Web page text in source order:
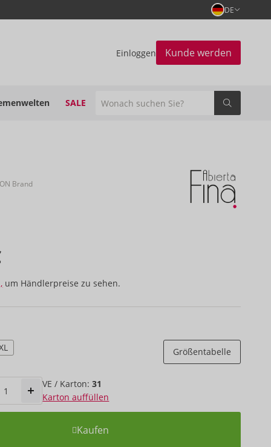
DE
Einloggen Kunde werden
SALE
Brand
um Händlerpreise zu sehen.
Größentabelle
VE / Karton:31
Karton auffüllen
Kaufen